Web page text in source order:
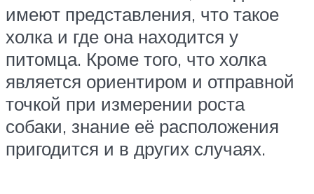
имеют представления, что такое
холка и где она находится у
питомца. Кроме того, что холка
является ориентиром и отправной
точкой при измерении роста
собаки, знание её расположения
пригодится и в других случаях.